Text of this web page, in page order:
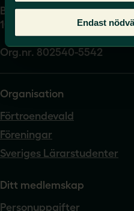
Endast
Box 17061
104 62 Stockholm
Org.nr. 802540-5542
Organisation
Förtroendevald
Föreningar
Sveriges Lärarstudenter
Ditt medlemskap
Personuppgifter